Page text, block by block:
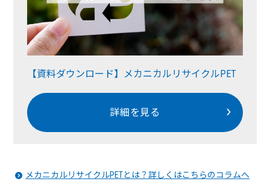
【資料ダウンロード】メカニカルリサイクルPET
詳細を見る
メカニカルリサイクルPETとは？詳しくはこちらのコラムへ